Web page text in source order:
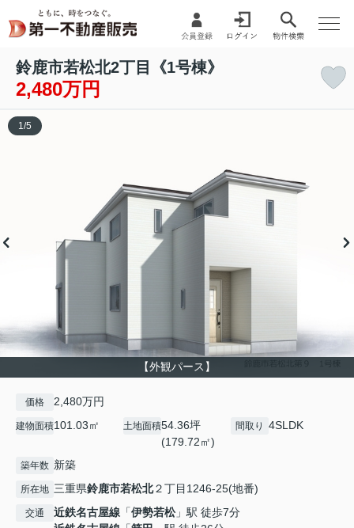
鈴鹿市若松北2丁目《1号棟》
2,480万円
【外観パース】
1 /5
価格 2,480万円
建物面積101.03㎡ 土地面積54.36坪
(179.72㎡)
間取り 4SLDK
築年数 新築
所在地 三重県鈴鹿市若松北２丁目1246-25(地番)
交通 近鉄名古屋線 「伊勢若松」駅 徒歩7分